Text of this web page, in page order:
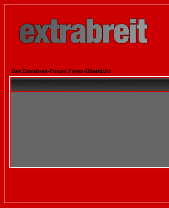
Das Extrabreit-Forum Foren-Übersicht